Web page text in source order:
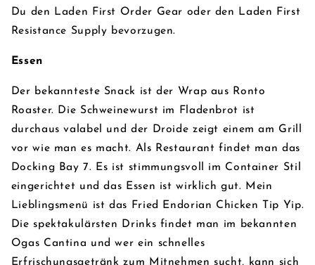
Du den Laden First Order Gear oder den Laden First
Resistance Supply bevorzugen.
Essen
Der bekannteste Snack ist der Wrap aus Ronto
Roaster. Die Schweinewurst im Fladenbrot ist
durchaus valabel und der Droide zeigt einem am Grill
vor wie man es macht. Als Restaurant findet man das
Docking Bay 7. Es ist stimmungsvoll im Container Stil
eingerichtet und das Essen ist wirklich gut. Mein
Lieblingsmenü ist das Fried Endorian Chicken Tip Yip.
Die spektakulärsten Drinks findet man im bekannten
Ogas Cantina und wer ein schnelles
Erfrischungsgetränk zum Mitnehmen sucht, kann sich